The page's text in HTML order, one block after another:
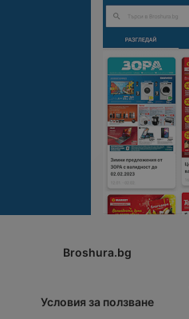
Broshura.bg
Условия за ползване